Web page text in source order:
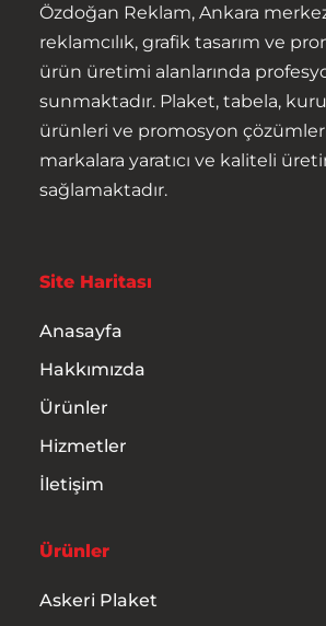
Özdoğan Reklam, Ankara
reklamcılık, grafik tasarım ve
ürün üretimi alanlarında
sunmaktadır. Plaket, tabela,
ürünleri ve promosyon
markalara yaratıcı ve kaliteli
sağlamaktadır.
Site Haritası
Anasayfa
Hakkımızda
Ürünler
Hizmetler
İletişim
Ürünler
Askeri Plaket
Ürünler
Hizmetler
İletişim